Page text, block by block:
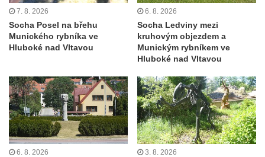
Socha Iásón v ZOO Leipzig
Socha Mladý slon v ZOO Leipzig
Socha Býk v ZOO Dresden
Socha Uprchlý otrok bojuje s divokým psem
v ZOO Dresden
Socha krokodýla v ZOO Dresden
Socha slona v ZOO Dresden
Socha Faun s medvíďaty v ZOO Dresden
Socha divokého prasete před vstupem do
7. 8. 2026
Socha Posel na břehu
Munického rybníka ve
Hluboké nad Vltavou
6. 8. 2026
Socha Ledviny mezi
kruhovým objezdem a
Munickým rybníkem ve
Hluboké nad Vltavou
6. 8. 2026 3. 8. 2026